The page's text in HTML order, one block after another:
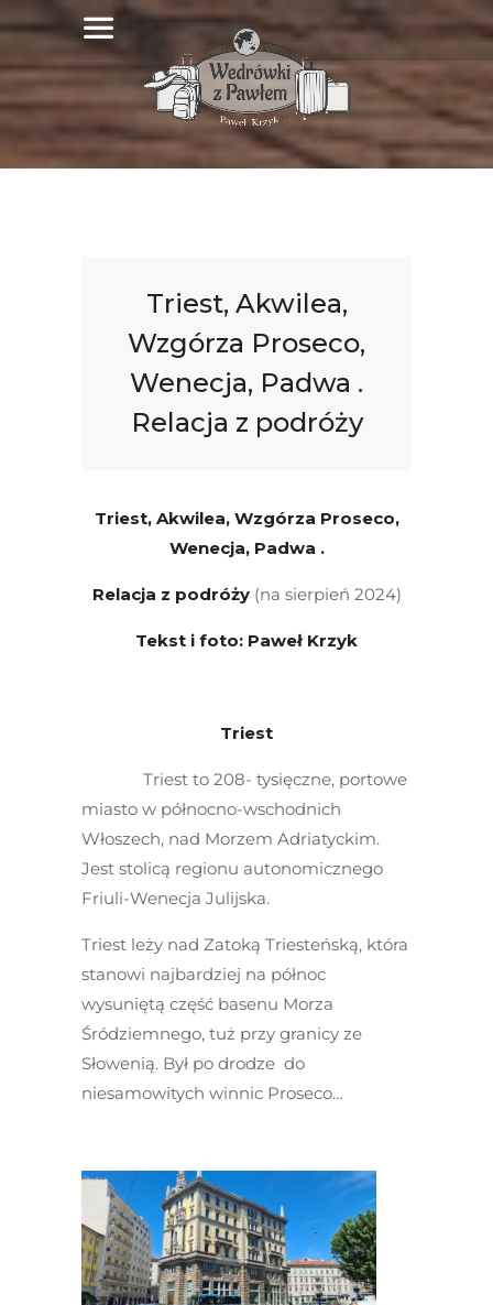
Triest, Akwilea,
Wzgórza Proseco,
Wenecja, Padwa .
Relacja z podróży
Triest, Akwilea, Wzgórza Proseco,
Wenecja, Padwa .
Relacja z podróży (na sierpień 2024)
Tekst i foto: Paweł Krzyk
Triest
Triest to 208- tysięczne, portowe
miasto w północno-wschodnich
Włoszech, nad Morzem Adriatyckim.
Jest stolicą regionu autonomicznego
Friuli-Wenecja Julijska.
Triest leży nad Zatoką Triesteńską, która
stanowi najbardziej na północ
wysuniętą część basenu Morza
Śródziemnego, tuż przy granicy ze
Słowenią. Był po drodze do
niesamowitych winnic Proseco…